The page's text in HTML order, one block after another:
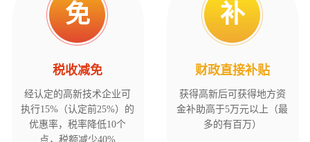
免
税收减免
经认定的高新技术企业可
执行15%（认定前25%）的
优惠率，税率降低10个
点，税额减少40%
补
财政直接补贴
获得高新后可获得地方资
金补助高于5万元以上（最
多的有百万）